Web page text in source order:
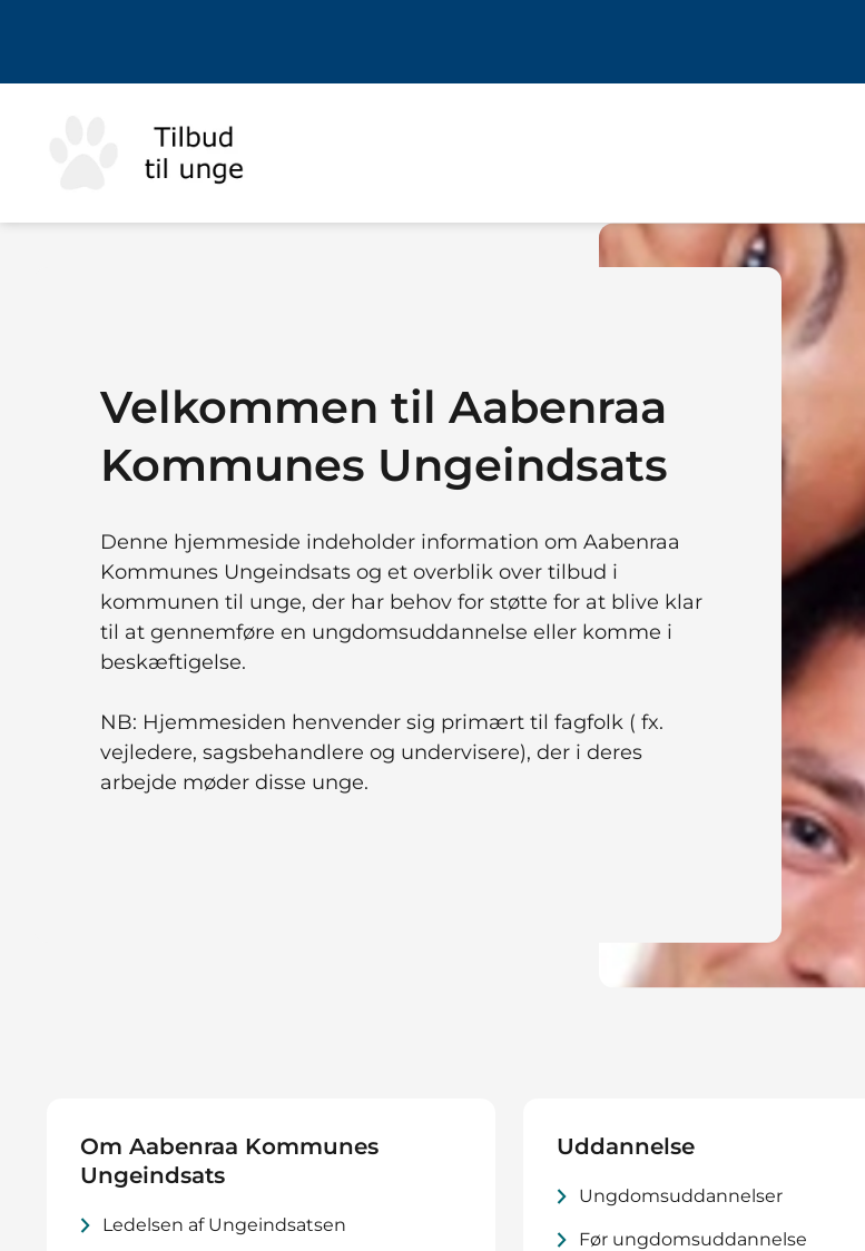
Velkommen til Aabenraa
Kommunes Ungeindsats
Denne hjemmeside indeholder information om Aabenraa
Kommunes Ungeindsats og et overblik over tilbud i
kommunen til unge, der har behov for støtte for at blive klar
til at gennemføre en ungdomsuddannelse eller komme i
beskæftigelse.
NB: Hjemmesiden henvender sig primært til fagfolk ( fx.
vejledere, sagsbehandlere og undervisere), der i deres
arbejde møder disse unge.
Om Aabenraa Kommunes
Ungeindsats
Ledelsen af Ungeindsatsen
Uddannelse
Ungdomsuddannelser
Før ungdomsuddannelse